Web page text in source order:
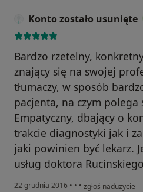
Konto zostało usunięte
Bardzo rzetelny,
znający się na swojej
tłumaczy, w sposób
pacjenta, na czym polega
Empatyczny, dbający o
trakcie diagnostyki jak i
jaki powinien być lekarz.
usług doktora
22 grudnia 2016 • • • w opinii
zgłoś nadużycie